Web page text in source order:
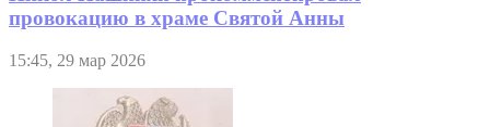
провокацию в храме Святой Анны
15:45, 29 мар 2026